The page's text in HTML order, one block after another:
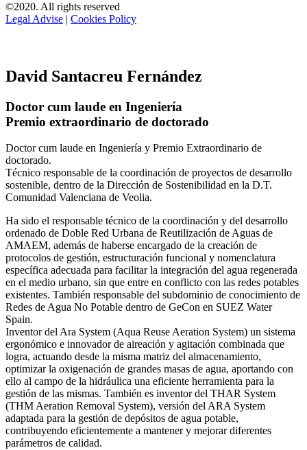
©2020. All rights reserved
Legal Advise | Cookies Policy
David Santacreu Fernández
Doctor cum laude en Ingeniería
Premio extraordinario de doctorado
Doctor cum laude en Ingeniería y Premio Extraordinario de
doctorado.
Técnico responsable de la coordinación de proyectos de desarrollo
sostenible, dentro de la Dirección de Sostenibilidad en la D.T.
Comunidad Valenciana de Veolia.
Ha sido el responsable técnico de la coordinación y del desarrollo
ordenado de Doble Red Urbana de Reutilización de Aguas de
AMAEM, además de haberse encargado de la creación de
protocolos de gestión, estructuración funcional y nomenclatura
específica adecuada para facilitar la integración del agua regenerada
en el medio urbano, sin que entre en conflicto con las redes potables
existentes. También responsable del subdominio de conocimiento de
Redes de Agua No Potable dentro de GeCon en SUEZ Water
Spain.
Inventor del Ara System (Aqua Reuse Aeration System) un sistema
ergonómico e innovador de aireación y agitación combinada que
logra, actuando desde la misma matriz del almacenamiento,
optimizar la oxigenación de grandes masas de agua, aportando con
ello al campo de la hidráulica una eficiente herramienta para la
gestión de las mismas. También es inventor del THAR System
(THM Aeration Removal System), versión del ARA System
adaptada para la gestión de depósitos de agua potable,
contribuyendo eficientemente a mantener y mejorar diferentes
parámetros de calidad.